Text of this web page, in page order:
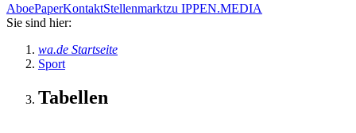
AboePaperKontaktStellenmarktzu IPPEN.MEDIA
Sie sind hier:
wa.de Startseite
Sport
Tabellen